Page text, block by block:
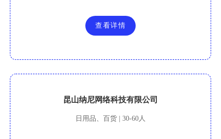
查看详情
昆山纳尼网络科技有限公司
日用品、百货 | 30-60人